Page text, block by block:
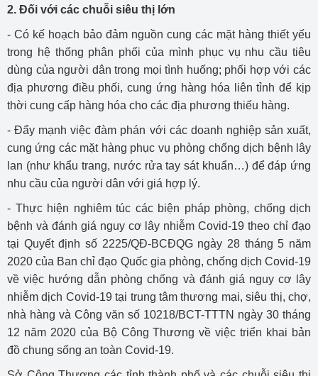
2. Đối với các chuỗi siêu thị lớn
- Có kế hoạch bảo đảm nguồn cung các mặt hàng thiết yếu
trong hệ thống phân phối của mình phục vụ nhu cầu tiêu
dùng của người dân trong mọi tình huống; phối hợp với các
địa phương điều phối, cung ứng hàng hóa liên tỉnh để kịp
thời cung cấp hàng hóa cho các địa phương thiếu hàng.
- Đẩy mạnh việc đàm phán với các doanh nghiệp sản xuất,
cung ứng các mặt hàng phục vụ phòng chống dịch bệnh lây
lan (như khẩu trang, nước rửa tay sát khuẩn…) để đáp ứng
nhu cầu của người dân với giá hợp lý.
- Thực hiện nghiêm túc các biện pháp phòng, chống dịch
bệnh và đánh giá nguy cơ lây nhiễm Covid-19 theo chỉ đạo
tại Quyết định số 2225/QĐ-BCĐQG ngày 28 tháng 5 năm
2020 của Ban chỉ đạo Quốc gia phòng, chống dịch Covid-19
về việc hướng dẫn phòng chống và đánh giá nguy cơ lây
nhiễm dịch Covid-19 tại trung tâm thương mại, siêu thị, chợ,
nhà hàng và Công văn số 10218/BCT-TTTN ngày 30 tháng
12 năm 2020 của Bộ Công Thương về việc triển khai bản
đồ chung sống an toàn Covid-19.